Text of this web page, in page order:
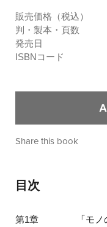
販売価格（税込）
判・製本・頁数
発売日
ISBNコード
Share this book
目次
第1章
「モ